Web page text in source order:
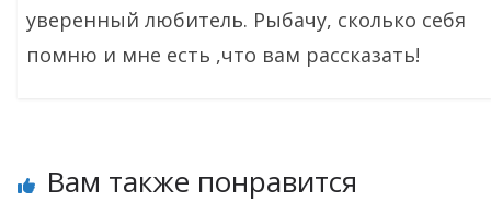
уверенный любитель. Рыбачу, сколько себя
помню и мне есть ,что вам рассказать!
Вам также понравится